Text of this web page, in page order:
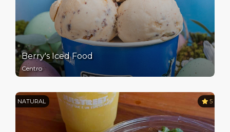
Berry's Iced Food
Centro
NATURAL 5